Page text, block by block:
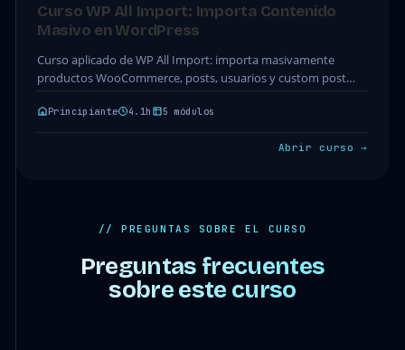
Curso WP All Import: Importa Contenido
Masivo en WordPress
Curso aplicado de WP All Import: importa masivamente
productos WooCommerce, posts, usuarios y custom post
types en WordPress. 5 módulos · 28 clases ·…
Principiante 4.1h 5 módulos
Abrir curso →
// PREGUNTAS SOBRE EL CURSO
Preguntas frecuentes
sobre este curso